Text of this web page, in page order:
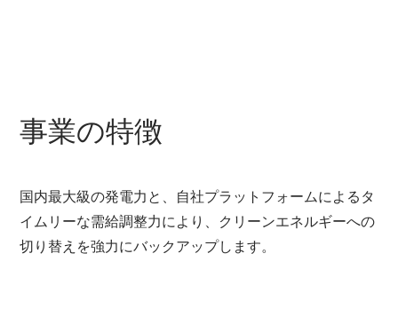
事業の特徴
国内最大級の発電力と、自社プラットフォームによるタ
イムリーな需給調整力により、クリーンエネルギーへの
切り替えを強力にバックアップします。